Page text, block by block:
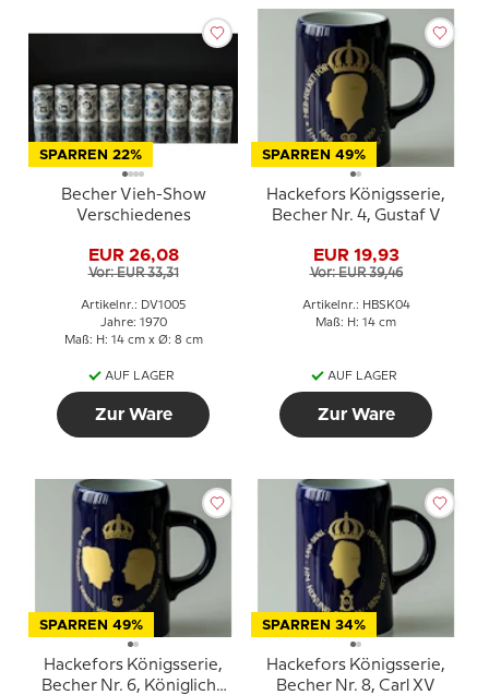
SPARREN 22%
Becher Vieh-Show
Verschiedenes
EUR 26,08
Vor: EUR 33,31
Artikelnr.: DV1005
Jahre: 1970
Maß: H: 14 cm x Ø: 8 cm
AUF LAGER
Zur Ware
SPARREN 49%
Hackefors Königsserie,
Becher Nr. 4, Gustaf V
EUR 19,93
Vor: EUR 39,46
Artikelnr.: HBSK04
Maß: H: 14 cm
AUF LAGER
Zur Ware
SPARREN 49%
Hackefors Königsserie,
Becher Nr. 6, Königliche
SPARREN 34%
Hackefors Königsserie,
Becher Nr. 8, Carl XV